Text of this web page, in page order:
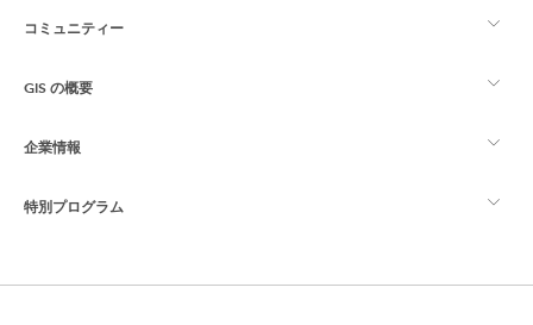
ArcGIS の概要
マッピング
コミュニティー
Esri Community
ArcGIS ブログ
ユーザー調査およびテスト
GIS の概要
GIS とは
ロケーション インテリジェンス
トレーニング
企業情報
Esri について
特別プログラム